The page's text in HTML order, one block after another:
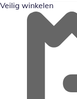
Veilig winkelen